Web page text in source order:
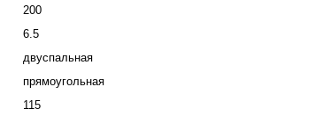
200
6.5
двуспальная
прямоугольная
115